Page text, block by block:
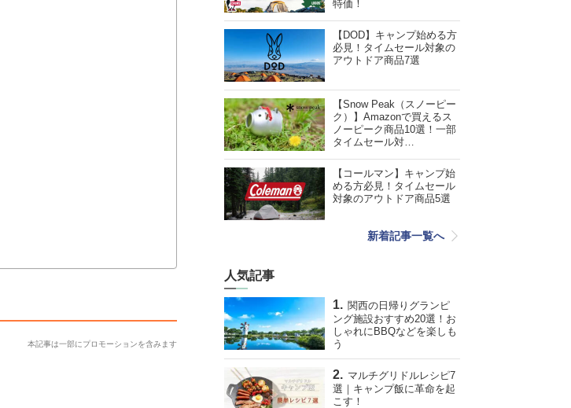
本記事は一部にプロモーションを含みます
特価！
【DOD】キャンプ始める方
必見！タイムセール対象の
アウトドア商品7選
【Snow Peak（スノーピー
ク）】Amazonで買えるス
ノーピーク商品10選！一部
タイムセール対…
【コールマン】キャンプ始
める方必見！タイムセール
対象のアウトドア商品5選
新着記事一覧へ
人気記事
関西の日帰りグランピ
ング施設おすすめ20選！お
しゃれにBBQなどを楽しも
う
マルチグリドルレシピ7
選｜キャンプ飯に革命を起
こす！